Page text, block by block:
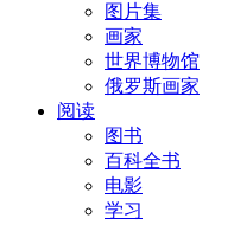
图片集
画家
世界博物馆
俄罗斯画家
阅读
图书
百科全书
电影
学习